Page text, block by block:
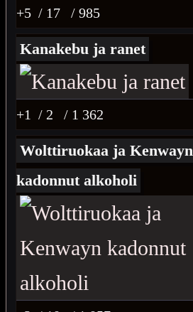
+5 / 17 / 985
Kanakebu ja ranet
+1 / 2 / 1 362
Wolttiruokaa ja Kenwayn
kadonnut alkoholi